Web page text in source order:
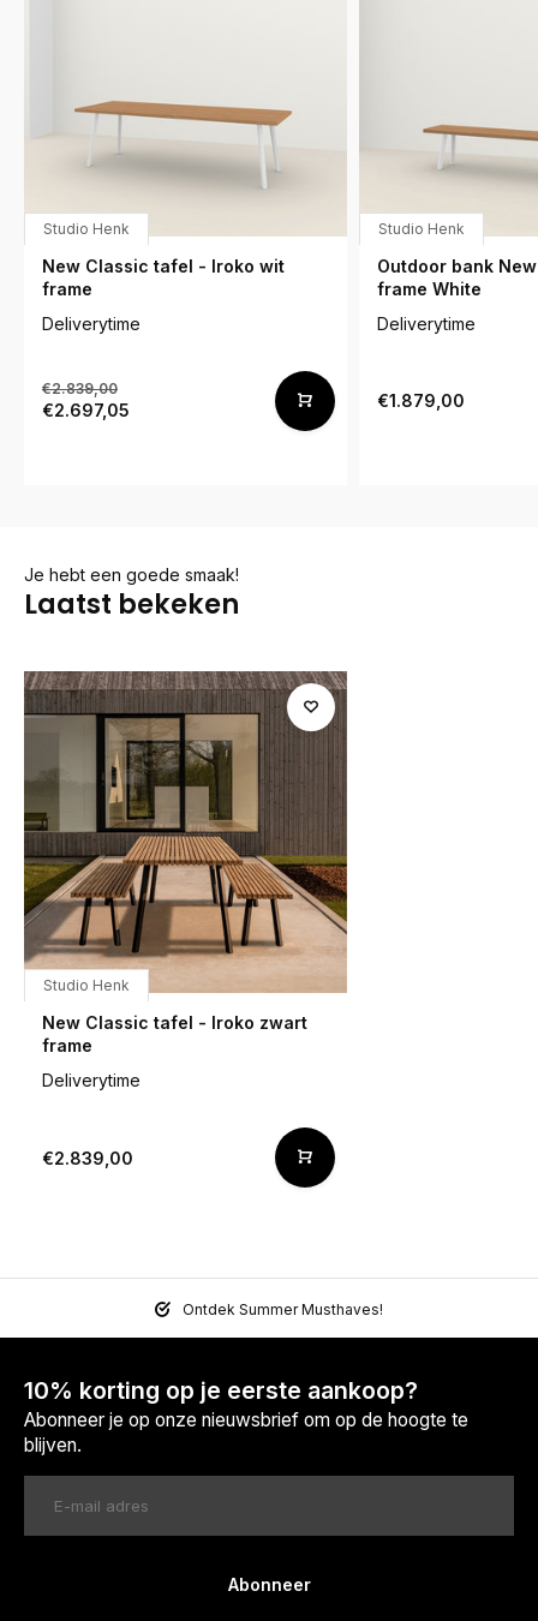
Studio Henk
New Classic tafel - Iroko wit
frame
Deliverytime
€2.839,00
€2.697,05
Studio Henk
Outdoor bank
frame White
Deliverytime
€1.879,00
Je hebt een goede smaak!
Laatst bekeken
Studio Henk
New Classic tafel - Iroko zwart
frame
Deliverytime
€2.839,00
Ontdek Summer Musthaves!
10% korting op je eerste aankoop?
Abonneer je op onze nieuwsbrief om op de hoogte te
blijven.
Abonneer